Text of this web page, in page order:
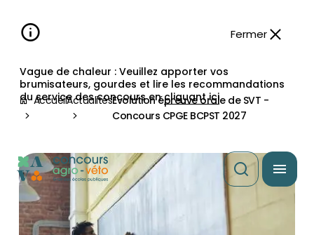
principale
principal
d'accessibilité
de
page
Vague de chaleur : Veuillez apporter vos
brumisateurs, gourdes et lire les recommandations
du service des concours encliquant ici
Fermer
AccueilActualitésEvolution épreuve orale de SVT -
Concours CPGE BCPST 2027